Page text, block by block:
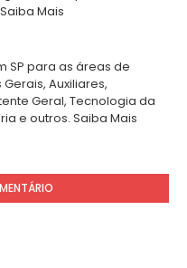
Mais
SP para as áreas de
Auxiliares,
Geral, Tecnologia da
e outros. Saiba Mais